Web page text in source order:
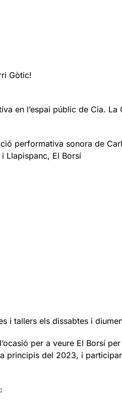
Gòtic!
en l’espai públic de Cia. La
performativa sonora de
Llapispanc, El Borsí
i tallers els dissabtes i
per a veure El Borsí
principis del 2023, i